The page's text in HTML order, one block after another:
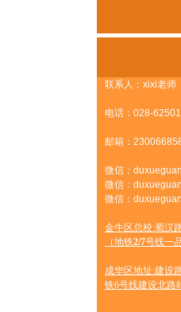
联系人：xixi老师
电话：028-
邮箱：
微信：
微信：
微信：
金牛区总校:蜀汉
（地铁2/7号线一
成华区地址:建设
铁6号线建设北路